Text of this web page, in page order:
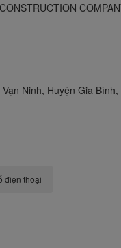
Ninh, Huyện Gia Bình,
điện thoại